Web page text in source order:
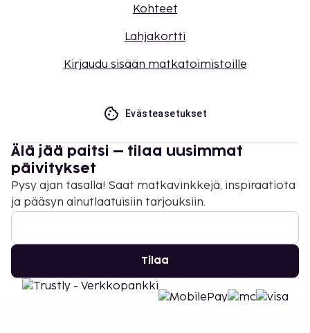
Kohteet
Lahjakortti
Kirjaudu sisään matkatoimistoille
Evästeasetukset
Älä jää paitsi – tilaa uusimmat
päivitykset
Pysy ajan tasalla! Saat matkavinkkejä, inspiraatiota
ja pääsyn ainutlaatuisiin tarjouksiin.
Tilaa